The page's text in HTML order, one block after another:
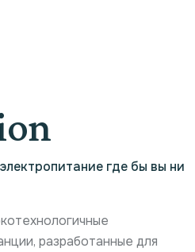
где бы вы ни
разработанные для